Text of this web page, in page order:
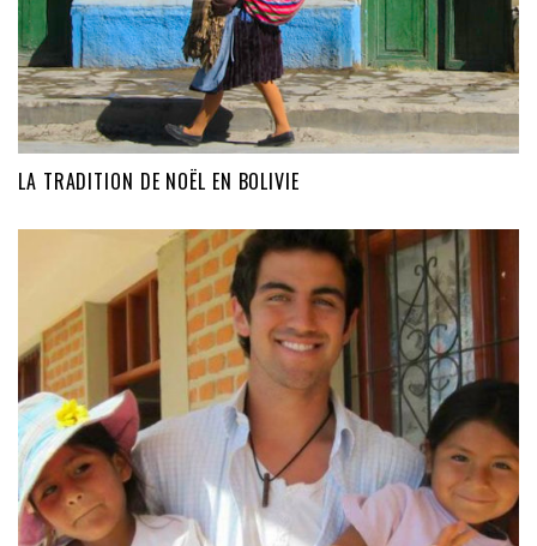
LA TRADITION DE NOËL EN BOLIVIE